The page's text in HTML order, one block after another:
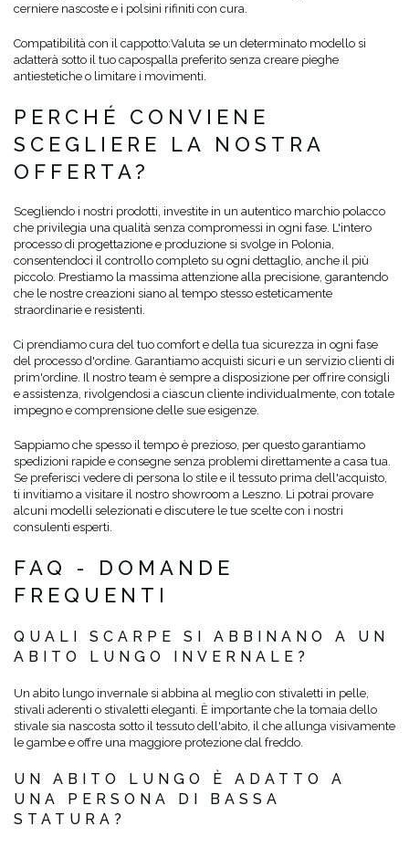
cerniere nascoste e i polsini rifiniti con cura.
Compatibilità con il cappotto:Valuta se un determinato modello si
adatterà sotto il tuo capospalla preferito senza creare pieghe
antiestetiche o limitare i movimenti.
PERCHÉ CONVIENE
SCEGLIERE LA NOSTRA
OFFERTA?
Scegliendo i nostri prodotti, investite in un autentico marchio polacco
che privilegia una qualità senza compromessi in ogni fase. L'intero
processo di progettazione e produzione si svolge in Polonia,
consentendoci il controllo completo su ogni dettaglio, anche il più
piccolo. Prestiamo la massima attenzione alla precisione, garantendo
che le nostre creazioni siano al tempo stesso esteticamente
straordinarie e resistenti.
Ci prendiamo cura del tuo comfort e della tua sicurezza in ogni fase
del processo d'ordine. Garantiamo acquisti sicuri e un servizio clienti di
prim'ordine. Il nostro team è sempre a disposizione per offrire consigli
e assistenza, rivolgendosi a ciascun cliente individualmente, con totale
impegno e comprensione delle sue esigenze.
Sappiamo che spesso il tempo è prezioso, per questo garantiamo
spedizioni rapide e consegne senza problemi direttamente a casa tua.
Se preferisci vedere di persona lo stile e il tessuto prima dell'acquisto,
ti invitiamo a visitare il nostro showroom a Leszno. Lì potrai provare
alcuni modelli selezionati e discutere le tue scelte con i nostri
consulenti esperti.
FAQ - DOMANDE
FREQUENTI
QUALI SCARPE SI ABBINANO A UN
ABITO LUNGO INVERNALE?
Un abito lungo invernale si abbina al meglio con stivaletti in pelle,
stivali aderenti o stivaletti eleganti. È importante che la tomaia dello
stivale sia nascosta sotto il tessuto dell'abito, il che allunga visivamente
le gambe e offre una maggiore protezione dal freddo.
UN ABITO LUNGO È ADATTO A
UNA PERSONA DI BASSA
STATURA?